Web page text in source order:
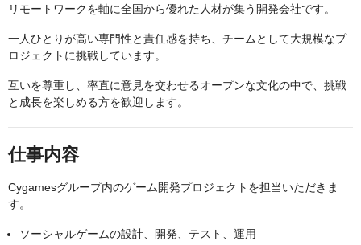
リモートワークを軸に全国から優れた人材が集う開発会社です。
一人ひとりが高い専門性と責任感を持ち、チームとして大規模なプ
ロジェクトに挑戦しています。
互いを尊重し、率直に意見を交わせるオープンな文化の中で、挑戦
と成長を楽しめる方を歓迎します。
仕事内容
Cygamesグループ内のゲーム開発プロジェクトを担当いただきま
す。
ソーシャルゲームの設計、開発、テスト、運用